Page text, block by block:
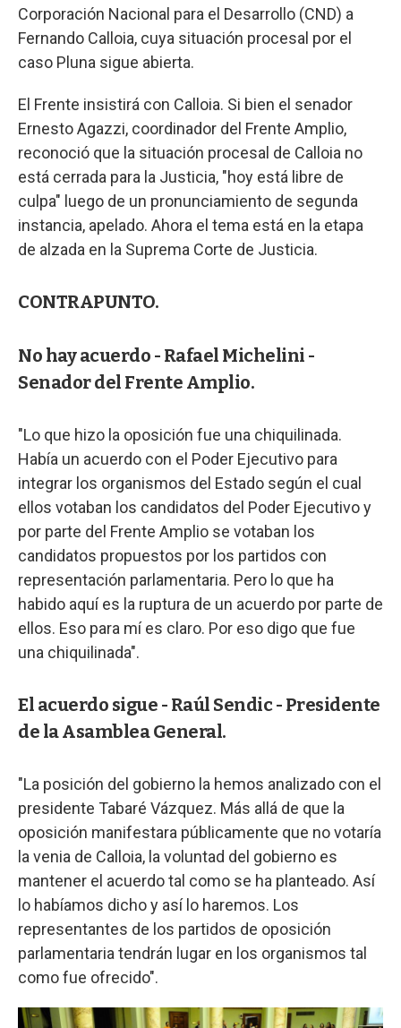
Corporación Nacional para el Desarrollo (CND) a
Fernando Calloia, cuya situación procesal por el
caso Pluna sigue abierta.
El Frente insistirá con Calloia. Si bien el senador
Ernesto Agazzi, coordinador del Frente Amplio,
reconoció que la situación procesal de Calloia no
está cerrada para la Justicia, "hoy está libre de
culpa" luego de un pronunciamiento de segunda
instancia, apelado. Ahora el tema está en la etapa
de alzada en la Suprema Corte de Justicia.
CONTRAPUNTO.
No hay acuerdo - Rafael Michelini -
Senador del Frente Amplio.
"Lo que hizo la oposición fue una chiquilinada.
Había un acuerdo con el Poder Ejecutivo para
integrar los organismos del Estado según el cual
ellos votaban los candidatos del Poder Ejecutivo y
por parte del Frente Amplio se votaban los
candidatos propuestos por los partidos con
representación parlamentaria. Pero lo que ha
habido aquí es la ruptura de un acuerdo por parte de
ellos. Eso para mí es claro. Por eso digo que fue
una chiquilinada".
El acuerdo sigue - Raúl Sendic - Presidente
de la Asamblea General.
"La posición del gobierno la hemos analizado con el
presidente Tabaré Vázquez. Más allá de que la
oposición manifestara públicamente que no votaría
la venia de Calloia, la voluntad del gobierno es
mantener el acuerdo tal como se ha planteado. Así
lo habíamos dicho y así lo haremos. Los
representantes de los partidos de oposición
parlamentaria tendrán lugar en los organismos tal
como fue ofrecido".